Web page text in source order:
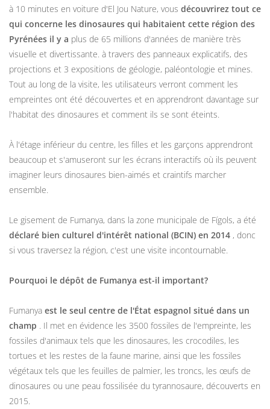
à 10 minutes en voiture d'El Jou Nature, vous découvrirez tout ce
qui concerne les dinosaures qui habitaient cette région des
Pyrénées il y a plus de 65 millions d'années de manière très
visuelle et divertissante. à travers des panneaux explicatifs, des
projections et 3 expositions de géologie, paléontologie et mines.
Tout au long de la visite, les utilisateurs verront comment les
empreintes ont été découvertes et en apprendront davantage sur
l'habitat des dinosaures et comment ils se sont éteints.
À l'étage inférieur du centre, les filles et les garçons apprendront
beaucoup et s'amuseront sur les écrans interactifs où ils peuvent
imaginer leurs dinosaures bien-aimés et craintifs marcher
ensemble.
Le gisement de Fumanya, dans la zone municipale de Fígols, a été
déclaré bien culturel d'intérêt national (BCIN) en 2014 , donc
si vous traversez la région, c'est une visite incontournable.
Pourquoi le dépôt de Fumanya est-il important?
Fumanya est le seul centre de l'État espagnol situé dans un
champ . Il met en évidence les 3500 fossiles de l'empreinte, les
fossiles d'animaux tels que les dinosaures, les crocodiles, les
tortues et les restes de la faune marine, ainsi que les fossiles
végétaux tels que les feuilles de palmier, les troncs, les œufs de
dinosaures ou une peau fossilisée du tyrannosaure, découverts en
2015.